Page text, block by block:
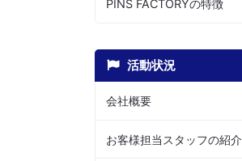
PINS FACTORYの特徴
活動状況
会社概要
お客様担当スタッフの紹介